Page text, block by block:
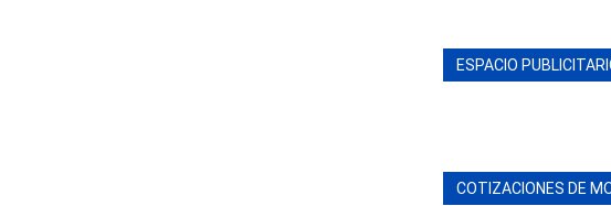
ESPACIO
COTIZACIONES DE